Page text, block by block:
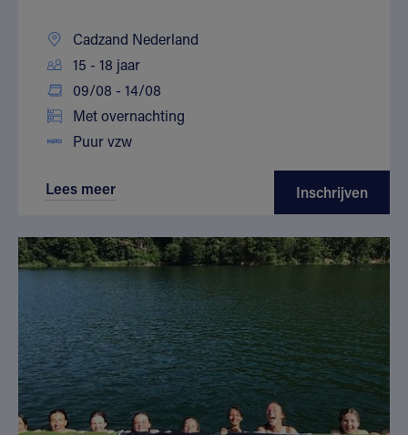
Cadzand Nederland
15 - 18 jaar
09/08 - 14/08
Met overnachting
Puur vzw
Lees meer Inschrijven